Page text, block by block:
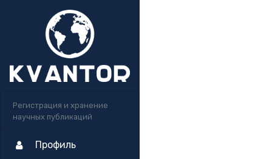
Регистрация и хранение
научных публикаций
Профиль